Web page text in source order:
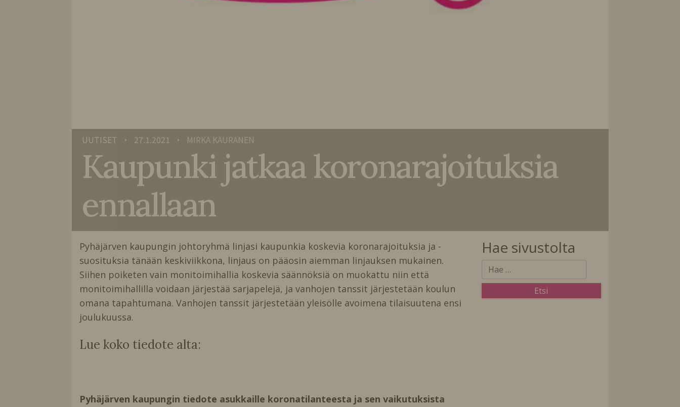
UUTISET • 27.1.2021 • MIRKA KAURANEN
Kaupunki jatkaa koronarajoituksia
ennallaan
Pyhäjärven kaupungin johtoryhmä linjasi kaupunkia koskevia koronarajoituksia ja -
suosituksia tänään keskiviikkona, linjaus on pääosin aiemman linjauksen mukainen.
Siihen poiketen vain monitoimihallia koskevia säännöksiä on muokattu niin että
monitoimihallilla voidaan järjestää sarjapelejä, ja vanhojen tanssit järjestetään koulun
omana tapahtumana. Vanhojen tanssit järjestetään yleisölle avoimena tilaisuutena ensi
joulukuussa.
Lue koko tiedote alta:
Pyhäjärven kaupungin tiedote asukkaille koronatilanteesta ja sen vaikutuksista
Hae sivustolta